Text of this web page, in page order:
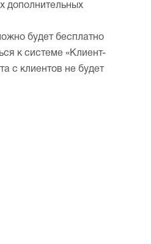
дополнительных
будет бесплатно
к системе «Клиент-
с клиентов не будет